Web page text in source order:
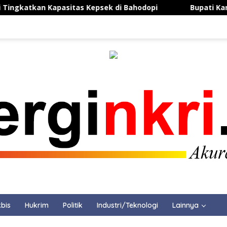
Kapasitas Kepsek di Bahodopi Bupati Karawang
Hukrim Politik Industri/Teknologi Lainnya